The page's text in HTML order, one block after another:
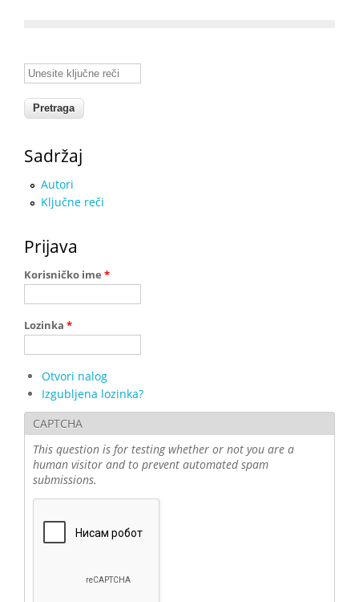
Unesite ključne reči
Sadržaj
Autori
Ključne reči
Prijava
Korisničko ime *
Lozinka *
Otvori nalog
Izgubljena lozinka?
CAPTCHA
This question is for testing whether or not you are a
human visitor and to prevent automated spam
submissions.